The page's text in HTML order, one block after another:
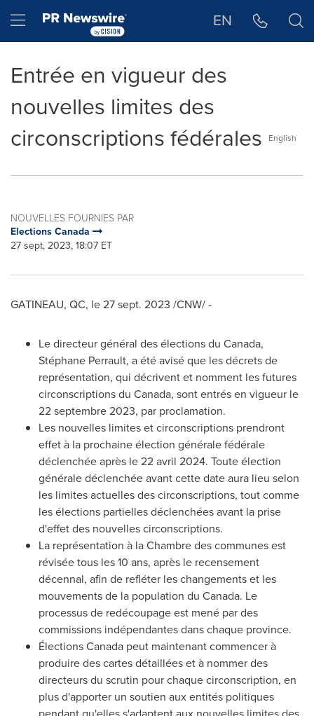
Hamburger menu EN
Entrée en vigueur des
nouvelles limites des
circonscriptions fédérales
English
NOUVELLES FOURNIES PAR
Elections Canada
27 sept, 2023, 18:07 ET
GATINEAU, QC, le 27 sept. 2023 /CNW/ -
Le directeur général des élections du Canada,
Stéphane Perrault, a été avisé que les décrets de
représentation, qui décrivent et nomment les futures
circonscriptions du Canada, sont entrés en vigueur le
22 septembre 2023, par proclamation.
Les nouvelles limites et circonscriptions prendront
effet à la prochaine élection générale fédérale
déclenchée après le 22 avril 2024. Toute élection
générale déclenchée avant cette date aura lieu selon
les limites actuelles des circonscriptions, tout comme
les élections partielles déclenchées avant la prise
d'effet des nouvelles circonscriptions.
La représentation à la Chambre des communes est
révisée tous les 10 ans, après le recensement
décennal, afin de refléter les changements et les
mouvements de la population du Canada. Le
processus de redécoupage est mené par des
commissions indépendantes dans chaque province.
ÉlectionsCanada peut maintenant commencer à
produire des cartes détaillées et à nommer des
directeurs du scrutin pour chaque circonscription, en
plus d'apporter un soutien aux entités politiques